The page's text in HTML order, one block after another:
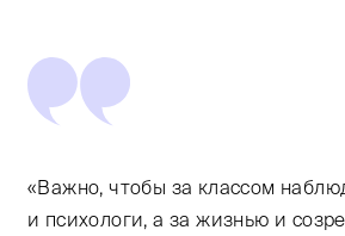
«Важно, чтобы за классом
и психологи, а за жизнью и